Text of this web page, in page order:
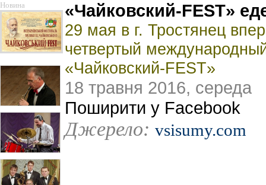
Новина «Чайковский-FEST»
29 мая в г. Тростянец
четвертый
«Чайковский-FEST»
18 травня 2016, середа
Поширити у Facebook
Джерело: vsisumy.com